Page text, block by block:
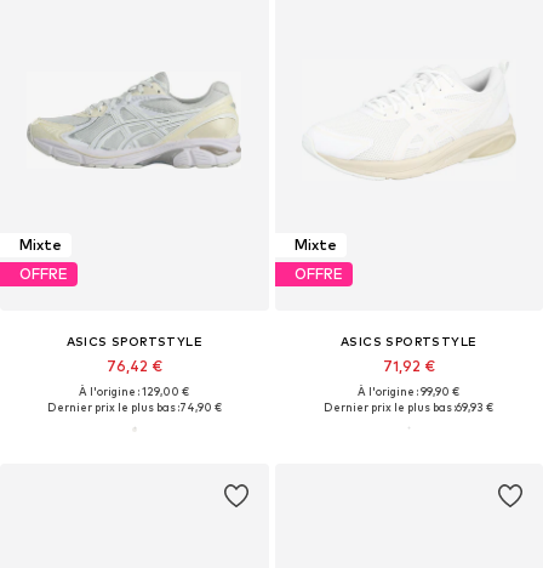
Mixte
OFFRE
ASICS SPORTSTYLE
76,42 €
À l'origine : 129,00 €
Dernier prix le plus bas :74,90 €
Mixte
OFFRE
ASICS SPORTSTYLE
71,92 €
À l'origine : 99,90 €
Dernier prix le plus bas :69,93 €